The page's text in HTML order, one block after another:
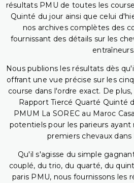
résultats PMU de toutes les
Quinté du jour ainsi que celui
nos archives complètes des
fournissant des détails sur les
entraîneurs.
Nous publions les résultats dès
offrant une vue précise sur les
course dans l'ordre exact. De
Rapport Tiercé Quarté Quinté
PMUM La SOREC au Maroc
potentiels pour les parieurs ayant
premiers chevaux dans
Qu'il s'agisse du simple
couplé, du trio, du quarté, du
paris PMU, nous fournissons les